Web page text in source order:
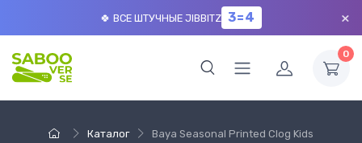
🍀 ВСЕ ШТУЧНЫЕ JIBBITZ 3=4 ×
0
Каталог Baya Seasonal Printed Clog Kids